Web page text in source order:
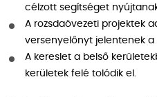
célzott segítséget
A rozsdaövezeti projektek
versenyelőnyt jelentenek a
A kereslet a belső
kerületek felé tolódik el.